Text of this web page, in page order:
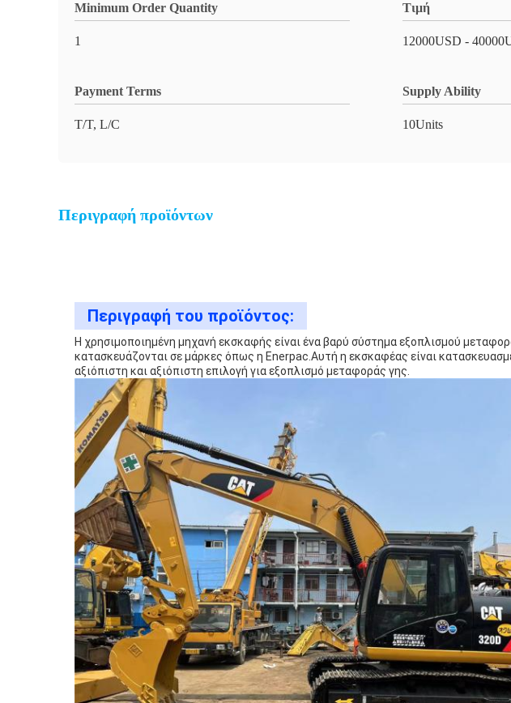
Minimum Order Quantity
1
Τιμή
12000USD -
Payment Terms
T/T, L/C
Supply Ability
10Units
Περιγραφή προϊόντων
Περιγραφή του προϊόντος:
Η χρησιμοποιημένη μηχανή εκσκαφής είναι ένα βαρύ σύστημα εξοπλισμού
κατασκευάζονται σε μάρκες όπως η Enerpac.Αυτή η εκσκαφέας είναι
αξιόπιστη και αξιόπιστη επιλογή για εξοπλισμό μεταφοράς γης.